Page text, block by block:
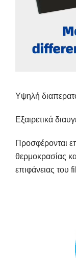
Υψηλή
Εξαιρετικά
Προσφέρονται
θερμοκρασίας
επιφάνειας του